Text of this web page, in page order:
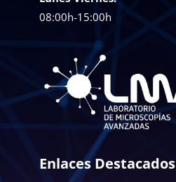
08:00h-15:00h
Enlaces Destacados